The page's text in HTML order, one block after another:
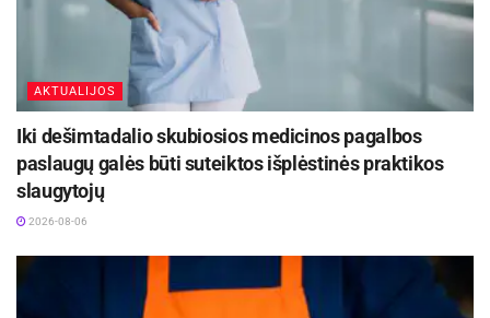
AKTUALIJOS
Iki dešimtadalio skubiosios medicinos pagalbos
paslaugų galės būti suteiktos išplėstinės praktikos
slaugytojų
2026-08-06